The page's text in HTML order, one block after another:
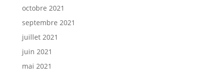
octobre 2021
septembre 2021
juillet 2021
juin 2021
mai 2021